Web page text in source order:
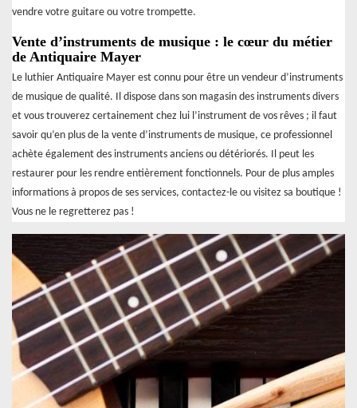
vendre votre guitare ou votre trompette.
Vente d’instruments de musique : le cœur du métier
de Antiquaire Mayer
Le luthier Antiquaire Mayer est connu pour être un vendeur d’instruments
de musique de qualité. Il dispose dans son magasin des instruments divers
et vous trouverez certainement chez lui l’instrument de vos rêves ; il faut
savoir qu’en plus de la vente d’instruments de musique, ce professionnel
achète également des instruments anciens ou détériorés. Il peut les
restaurer pour les rendre entièrement fonctionnels. Pour de plus amples
informations à propos de ses services, contactez-le ou visitez sa boutique !
Vous ne le regretterez pas !